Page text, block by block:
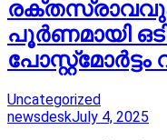
പൂർണമായി
പോസ്റ്റ്മോര്‍ട്ടം
Uncategorized
newsdeskJuly 4, 2025